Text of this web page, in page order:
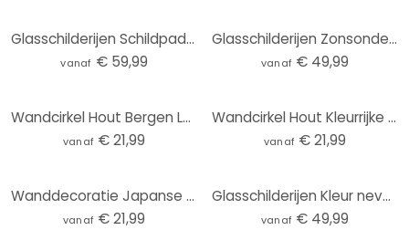
Glasschilderijen Schildpad onder Water Rond
vanaf € 59,99
Glasschilderijen Zonsondergang Zee - rond
vanaf € 49,99
Wandcirkel Hout Bergen Land Rivier - SpaceFrog Designs
vanaf € 21,99
Wandcirkel Hout Kleurrijke lenteweide - SpaceFrog Designs
vanaf € 21,99
Wanddecoratie Japanse tempel bij zonsopgang - Roze - Alu-Dibond Rond
vanaf € 21,99
Glasschilderijen Kleur nevel abstract - Fedrau - Rond
vanaf € 49,99